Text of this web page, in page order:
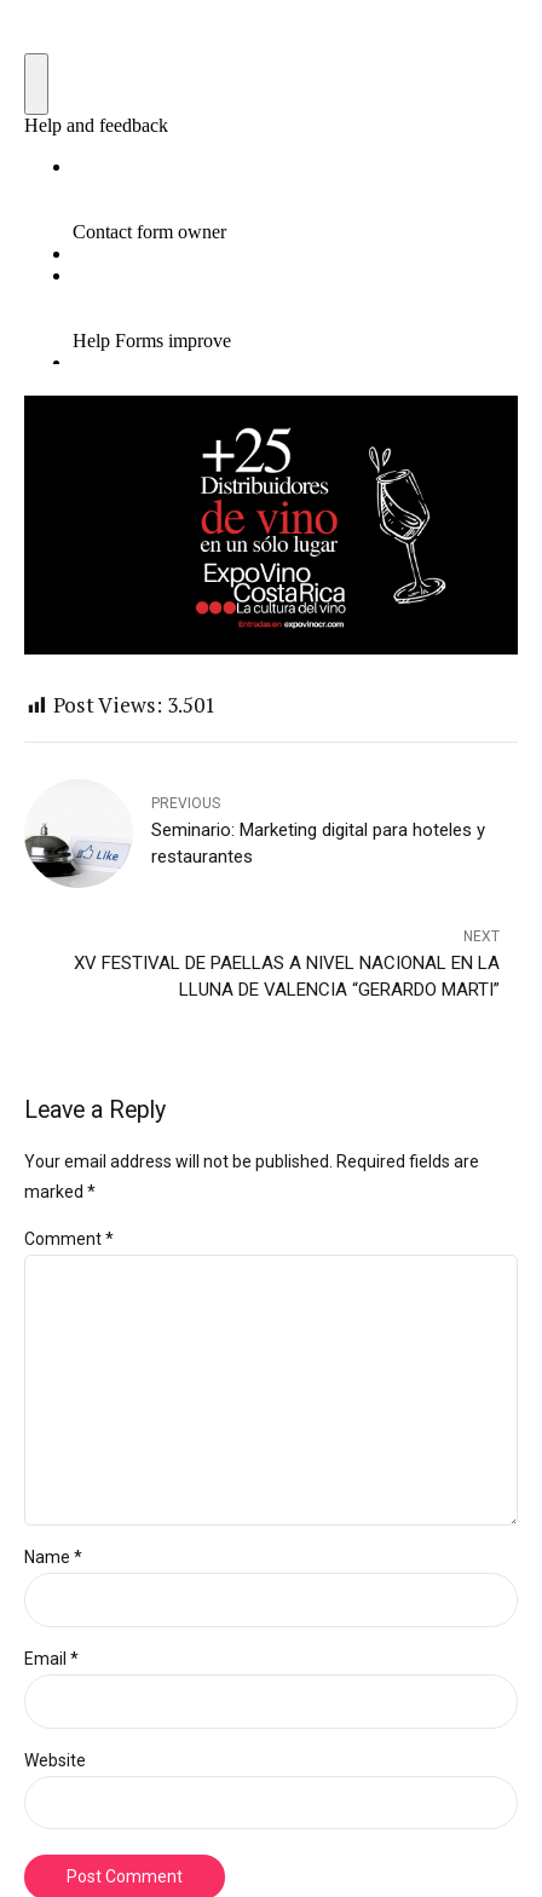
Post Views: 3.501
PREVIOUS
Seminario: Marketing digital para hoteles y
restaurantes
NEXT
XV FESTIVAL DE PAELLAS A NIVEL NACIONAL EN LA
LLUNA DE VALENCIA “GERARDO MARTI”
Leave a Reply
Your email address will not be published. Required fields are
marked *
Comment*
Name *
Email *
Website
Post Comment